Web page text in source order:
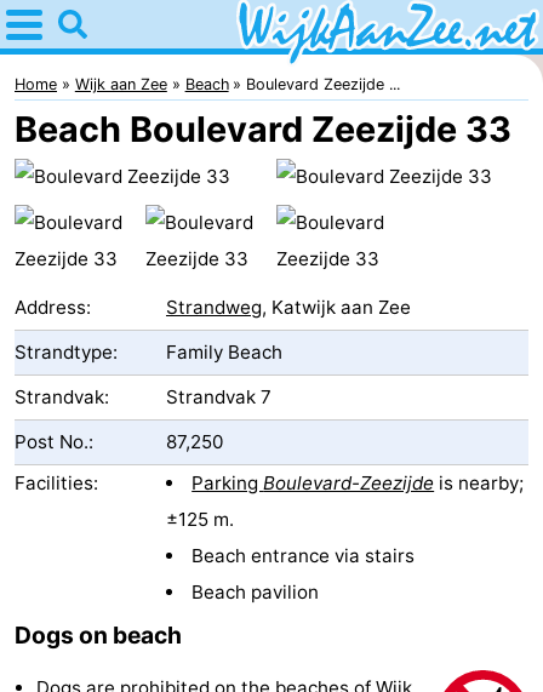
Home
Wijk
aan
Zee
Tips
For
Spend
the
night
Apartments
Campsites
Cottages
Hotels
See
&
-
Home Wijk aan Zee Beach Boulevard Zeezijde ...
Beach Boulevard Zeezijde 33
Address: Strandweg, Katwijk aan Zee
Strandtype:
Family Beach
Strandvak:
Strandvak 7
Post No.:
87,250
Facilities:
ParkingBoulevard-Zeezijde is nearby;
±125 m.
Beach entrance via stairs
Beach pavilion
Dogs on beach